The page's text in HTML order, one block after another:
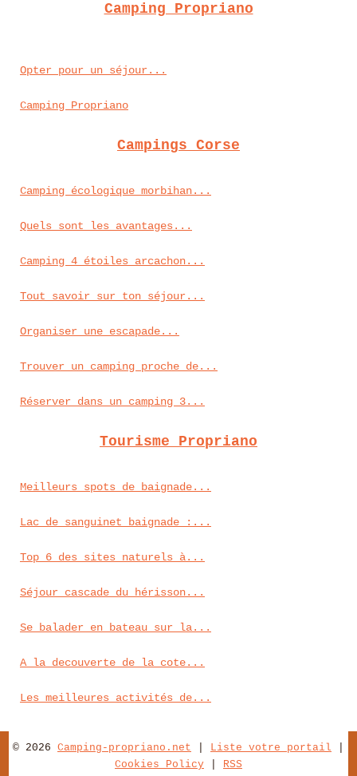
Camping Propriano
Opter pour un séjour...
Camping Propriano
Campings Corse
Camping écologique morbihan...
Quels sont les avantages...
Camping 4 étoiles arcachon...
Tout savoir sur ton séjour...
Organiser une escapade...
Trouver un camping proche de...
Réserver dans un camping 3...
Tourisme Propriano
Meilleurs spots de baignade...
Lac de sanguinet baignade :...
Top 6 des sites naturels à...
Séjour cascade du hérisson...
Se balader en bateau sur la...
A la decouverte de la cote...
Les meilleures activités de...
© 2026 Camping-propriano.net Liste votre portail
Cookies Policy
RSS